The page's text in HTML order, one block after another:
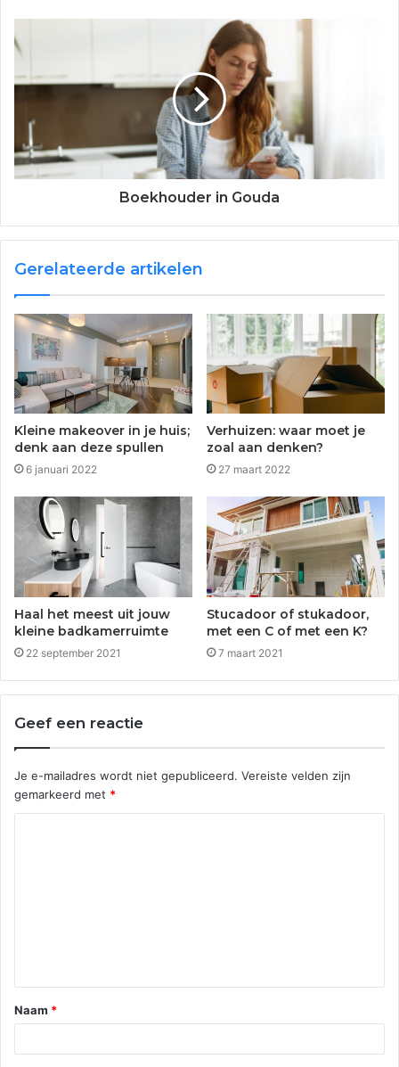
Boekhouder in Gouda
Gerelateerde artikelen
Kleine makeover in je huis;
denk aan deze spullen
6 januari 2022
Verhuizen: waar moet je
zoal aan denken?
27 maart 2022
Haal het meest uit jouw
kleine badkamerruimte
22 september 2021
Stucadoor of stukadoor,
met een C of met een K?
7 maart 2021
Geef een reactie
Je e-mailadres wordt niet gepubliceerd. Vereiste velden zijn
gemarkeerd met *
Naam *